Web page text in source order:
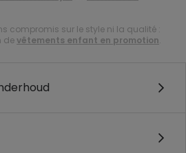
compromis sur le style ni la qualité :
devêtements enfant en promotion.